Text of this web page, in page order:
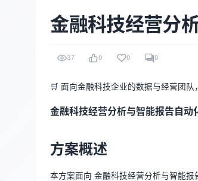
金融科技经营分
37 0 0 0
🛒 面向金融科技企业的数据与经营团
金融科技经营分析与智能报告自动
方案概述
本方案面向 金融科技经营分析与智能报